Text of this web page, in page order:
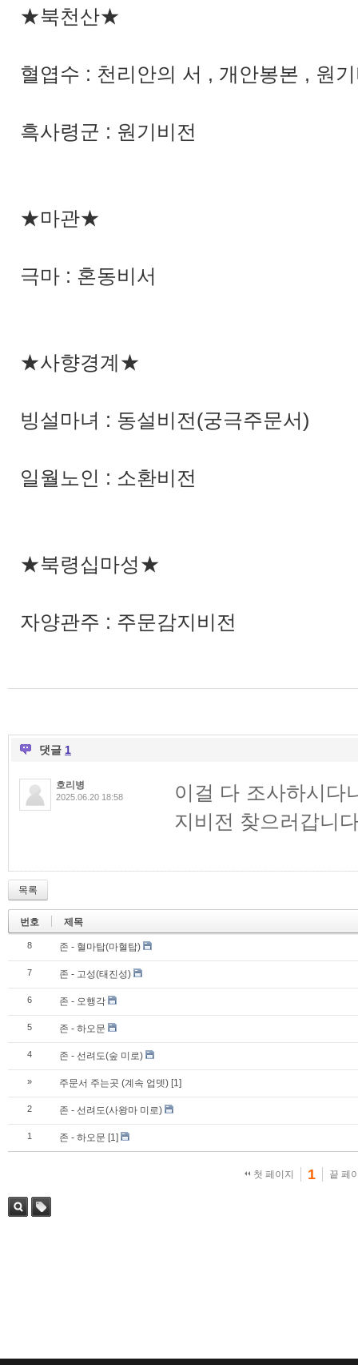
★북천산★
혈엽수 : 천리안의 서 , 개안봉본 , 원
흑사령군 : 원기비전
★마관★
극마 : 혼동비서
★사향경계★
빙설마녀 : 동설비전(궁극주문서)
일월노인 : 소환비전
★북령십마성★
자양관주 : 주문감지비전
댓글 1
호리병
2025.06.20 18:58
이걸 다 조사하시다
지비전 찾으러갑니
목록
번호 제목
8 존 - 혈마탑(마혈탑)
7 존 - 고성(태진성)
6 존 - 오행각
5 존 - 하오문
4 존 - 선려도(숲 미로)
» 주문서 주는곳 (계속 업뎃) [1]
2 존 - 선려도(사왕마 미로)
1 존 - 하오문 [1]
첫 페이지 1 끝 페